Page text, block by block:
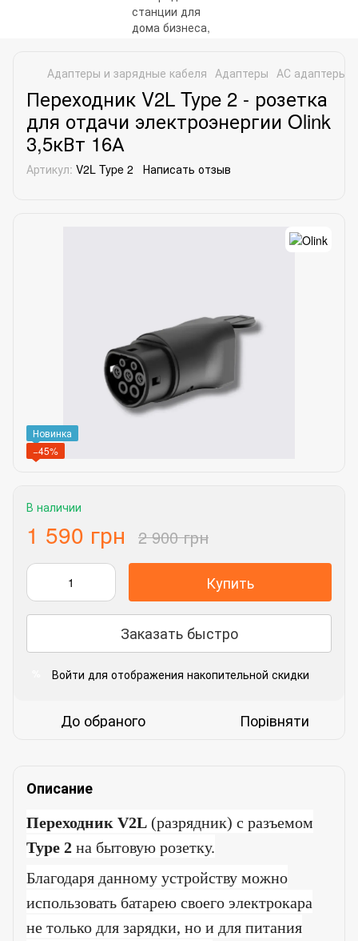
Адаптеры и зарядные кабеля Адаптеры АС адаптеры
Переходник V2L Type 2 - розетка
для отдачи электроэнергии Olink
3,5кВт 16А
Артикул: V2L Type 2 Написать отзыв
Новинка
−45%
В наличии
1 590 грн 2 900 грн
Купить
Заказать быстро
Войти для отображения накопительной скидки
До обраного Порівняти
Описание
Переходник V2L (разрядник) с разъемом
Type 2 на бытовую розетку.
Благодаря данному устройству можно
использовать батарею своего электрокара
не только для зарядки, но и для питания